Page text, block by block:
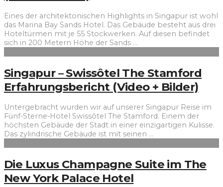
Eines der architektonischen Highlights in Singapur ist wohl
das Marina Bay Sands Hotel. Das Gebäude besteht aus drei
Hoteltürmen mit je 55 Stockwerken. Auf diesen befindet
sich in 200 Metern Höhe der Sands ...
Singapur – Swissôtel The Stamford
Erfahrungsbericht (Video + Bilder)
Untergebracht wurden wir auf unserer Singapur Reise im
Fünf-Sterne-Hotel Swissôtel The Stamford. Einem der
höchsten Gebäude der Stadt in einer einzigartigen Kulisse.
Das zylindrische Gebäude ist mit seinen ...
Die Luxus Champagne Suite im The
New York Palace Hotel